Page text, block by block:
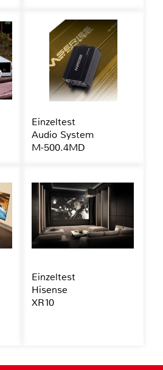
Einzeltest
Audio System
M-500.4MD
Einzeltest
Hisense
XR10